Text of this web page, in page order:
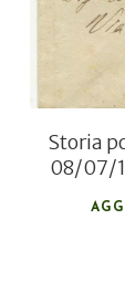
Storia
08/07/